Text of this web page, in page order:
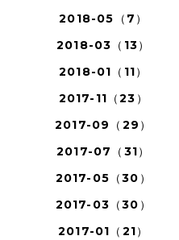
2018-05（7）
2018-03（13）
2018-01（11）
2017-11（23）
2017-09（29）
2017-07（31）
2017-05（30）
2017-03（30）
2017-01（21）